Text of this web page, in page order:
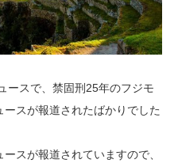
ースで、禁固刑25年のフジモ
スが報道されたばかりでした
スが報道されていますので、